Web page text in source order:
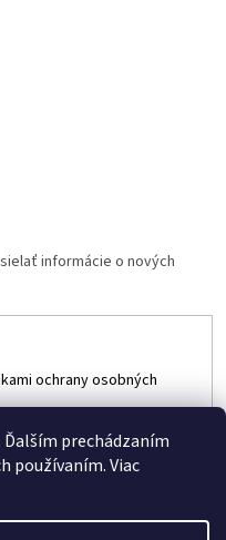
prechádzaním
používaním. Viac
informácie o nových
ochrany osobných